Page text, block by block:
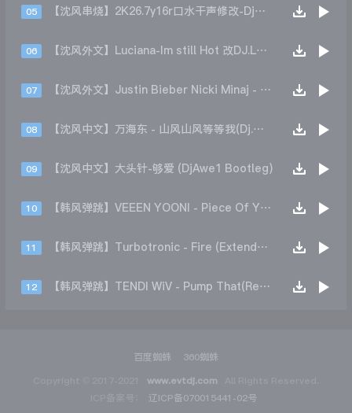
05 【沈风串烧】2K26.7y16r口水干声修改-Dj东东Remix
06 【沈风外文】Luciana-Im still Hot 改DJ.LoZe
07 【沈风外文】Justin Bieber Nicki Minaj - Beauty And A Beat (DjHope小春 Extended Mix)
08 【沈风中文】万海东 - 山风山风等等我(Dj.阿洋 Extended Mix)
09 【沈风中文】大头针-够爱 (DjAwe1 Bootleg)
10 【韩风弹跳】VEEEN YOONI - Piece Of Your Heart (Remix)
11 【韩风弹跳】Turbotronic - Fire (Extended Mix)
12 【韩风弹跳】TENDI WiV - Pump That(Remix)
百度蜘蛛 360蜘蛛
www.evtdj.com
辽ICP备070015441-02号